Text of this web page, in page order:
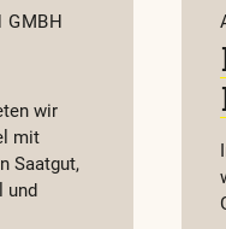
Westfalen-Hessen
24
Fröndenberg
geschlossen
GMBH
wir
mit
Saatgut,
und